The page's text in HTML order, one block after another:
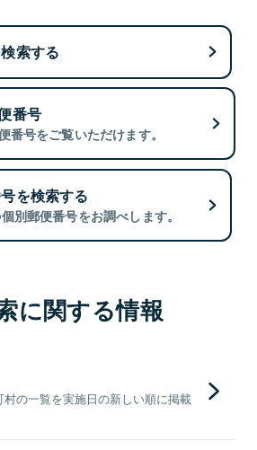
索する
番号
番号をご覧いただけます。
を検索する
別郵便番号をお調べします。
に関する情報
の一覧を実施日の新しい順に掲載